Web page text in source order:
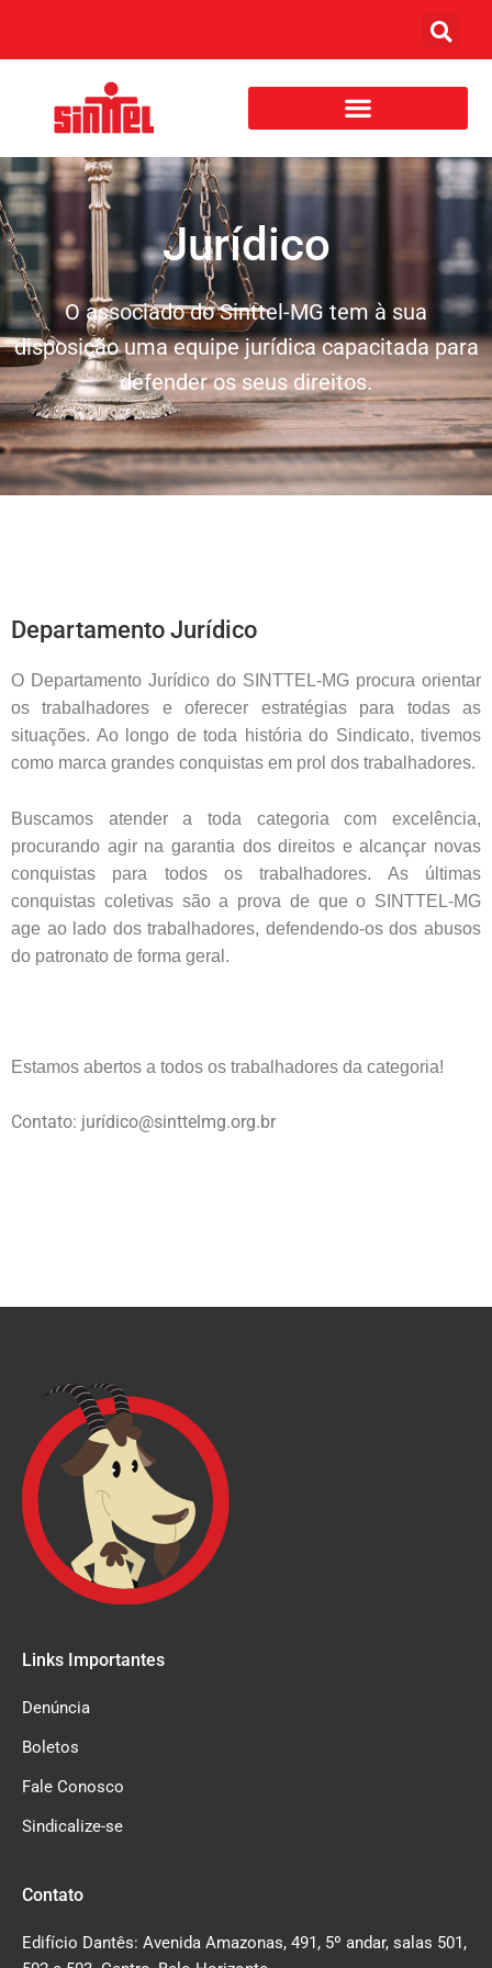
Jurídico
O associado do Sinttel-MG tem à sua
disposição uma equipe jurídica capacitada para
defender os seus direitos.
Departamento Jurídico
O Departamento Jurídico do SINTTEL-MG procura orientar
os trabalhadores e oferecer estratégias para todas as
situações. Ao longo de toda história do Sindicato, tivemos
como marca grandes conquistas em prol dos trabalhadores.
Buscamos atender a toda categoria com excelência,
procurando agir na garantia dos direitos e alcançar novas
conquistas para todos os trabalhadores. As últimas
conquistas coletivas são a prova de que o SINTTEL-MG
age ao lado dos trabalhadores, defendendo-os dos abusos
do patronato de forma geral.
Estamos abertos a todos os trabalhadores da categoria!
Contato: jurídico@sinttelmg.org.br
Links Importantes
Denúncia
Boletos
Fale Conosco
Sindicalize-se
Contato
Edifício Dantês: Avenida Amazonas, 491, 5º andar, salas 501,